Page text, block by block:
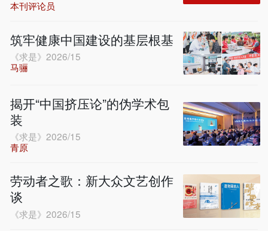
本刊评论员
筑牢健康中国建设的基层根基
《求是》2026/15
马骊
揭开“中国挤压论”的伪学术包
装
《求是》2026/15
青原
劳动者之歌：新大众文艺创作
谈
《求是》2026/15